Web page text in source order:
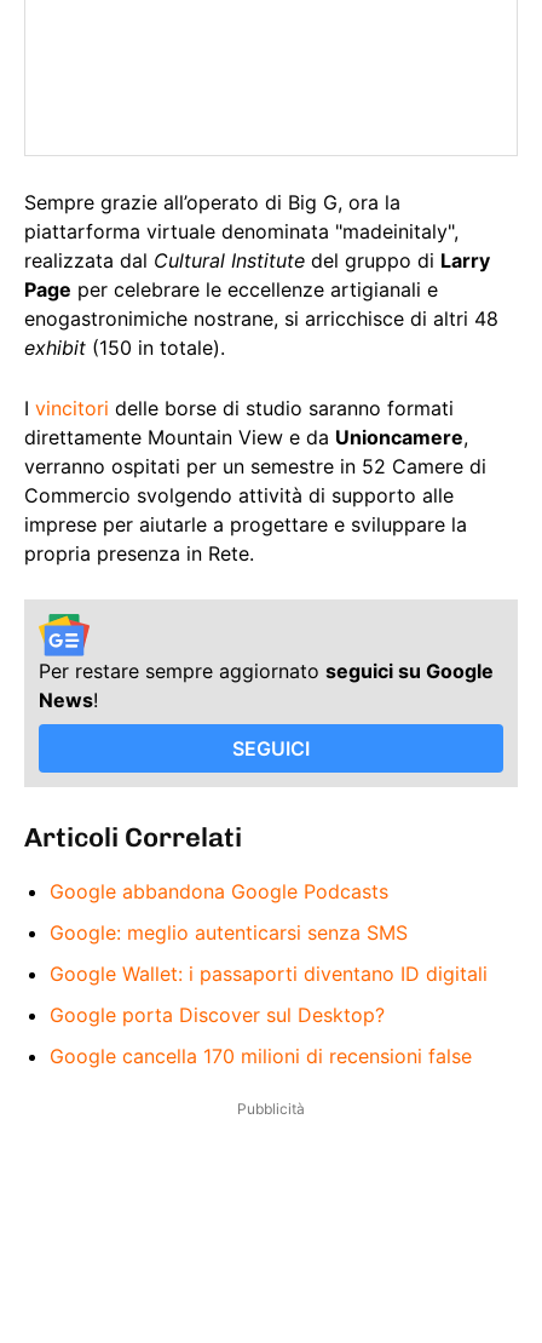
Sempre grazie all’operato di Big G, ora la
piattarforma virtuale denominata "madeinitaly",
realizzata dal Cultural Institute del gruppo di Larry
Page per celebrare le eccellenze artigianali e
enogastronimiche nostrane, si arricchisce di altri 48
exhibit (150 in totale).
I vincitori delle borse di studio saranno formati
direttamente Mountain View e da Unioncamere,
verranno ospitati per un semestre in 52 Camere di
Commercio svolgendo attività di supporto alle
imprese per aiutarle a progettare e sviluppare la
propria presenza in Rete.
Per restare sempre aggiornato seguici su Google
News!
SEGUICI
Articoli Correlati
Google abbandona Google Podcasts
Google: meglio autenticarsi senza SMS
Google Wallet: i passaporti diventano ID digitali
Google porta Discover sul Desktop?
Google cancella 170 milioni di recensioni false
Pubblicità